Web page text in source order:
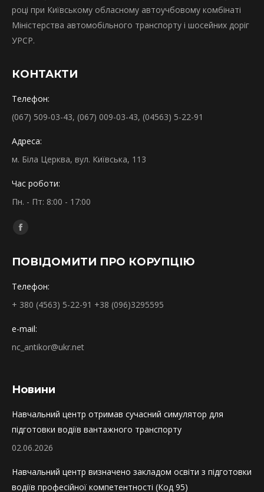
році при Київському обласному автоучбовому комбінаті
Міністерства автомобільного транспорту і шосейних доріг
УРСР.
КОНТАКТИ
Телефон:
(067) 509-03-43, (067) 009-03-43, (04563) 5-22-91
Адреса:
м. Біла Церква, вул. Київська, 113
Час роботи:
Пн. - Пт: 8:00 - 17:00
Find us on:
Facebook
opens
new
window
ПОВІДОМИТИ ПРО КОРУПЦІЮ
Телефон:
+ 380 (4563) 5-22-91 +38 (096)3295595
e-mail:
nc_antikor@ukr.net
Новини
Навчальний центр отримав сучасний симулятор для
підготовки водіїв вантажного транспорту
02.06.2026
Навчальний центр визначено закладом освіти з підготовки
водіїв професійної компетентності (Код 95)